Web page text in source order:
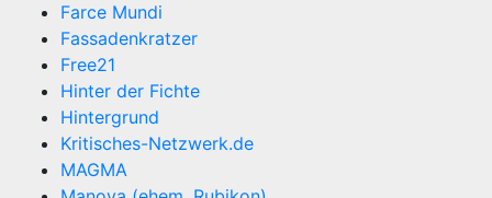
Farce Mundi
Fassadenkratzer
Free21
Hinter der Fichte
Hintergrund
Kritisches-Netzwerk.de
MAGMA